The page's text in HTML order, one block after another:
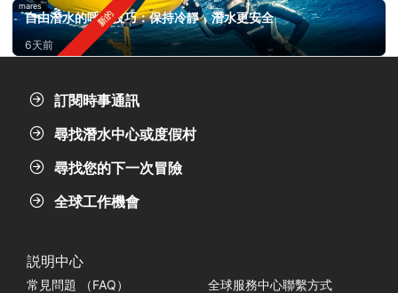
mares
自由潛水的呼吸技巧：保持冷靜，潛水更安全
6天前
訂閱時事通訊
尋找潛水中心或度假村
尋找您的下一次冒險
全球工作機會
説明中心
常見問題 （FAQ）
全球服務中心聯繫方式